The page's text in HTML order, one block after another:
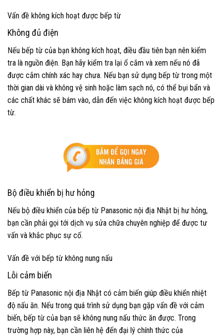
Vấn đề không kích hoạt được bếp từ
Không đủ điện
Nếu bếp từ của bạn không kích hoạt, điều đầu tiên bạn nên kiểm
tra là nguồn điện. Bạn hãy kiểm tra lại ổ cắm và xem nếu nó đã
được cắm chính xác hay chưa. Nếu bạn sử dụng bếp từ trong một
thời gian dài và không vệ sinh hoặc làm sạch nó, có thể bụi bẩn và
các chất khác sẽ bám vào, dẫn đến việc không kích hoạt được bếp
từ.
Bộ điều khiển bị hư hỏng
Nếu bộ điều khiển của bếp từ Panasonic nội địa Nhật bị hư hỏng,
bạn cần phải gọi tới dịch vụ sửa chữa chuyên nghiệp để được tư
vấn và khắc phục sự cố.
Vấn đề với bếp từ không nung nấu
Lỗi cảm biến
Bếp từ Panasonic nội địa Nhật có cảm biến giúp điều khiển nhiệt
độ nấu ăn. Nếu trong quá trình sử dụng bạn gặp vấn đề với cảm
biến, bếp từ của bạn sẽ không nung nấu thức ăn được. Trong
trường hợp này, bạn cần liên hệ đến đại lý chính thức của